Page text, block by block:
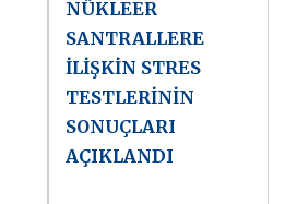
NÜKLEER
SANTRALLERE
İLİŞKİN STRES
TESTLERİNİN
SONUÇLARI
AÇIKLANDI